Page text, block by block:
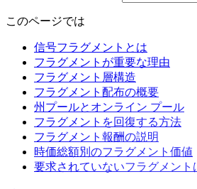
このページでは
信号フラグメントとは
フラグメントが重要な理由
フラグメント層構造
フラグメント配布の概要
州プールとオンライン プール
フラグメントを回復する方法
フラグメント報酬の説明
時価総額別のフラグメント価値
要求されていないフラグメント